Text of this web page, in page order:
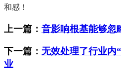
和感！
上一篇： 音影响根基能够忽
下一篇： 无效处理了行业内
业